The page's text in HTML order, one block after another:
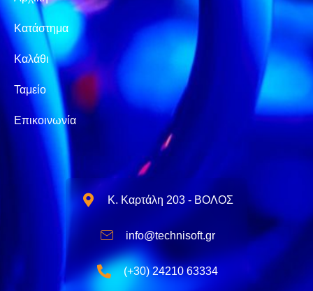
Κατάστημα
Καλάθι
Ταμείο
Επικοινωνία
Κ. Καρτάλη 203 - ΒΟΛΟΣ
info@technisoft.gr
(+30) 24210 63334